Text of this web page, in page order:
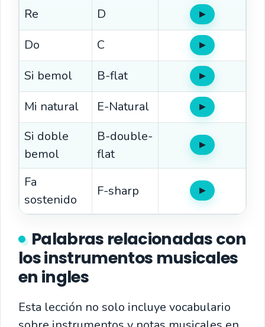
Re D ▶Oír
Do C ▶Oír
Si bemol B-flat ▶Oír
Mi natural E-Natural ▶Oír
Si doble
bemol
B-double-
flat
▶Oír
Fa
sostenido
F-sharp ▶Oír
Palabras relacionadas con
los instrumentos musicales
en ingles
Esta lección no solo incluye vocabulario